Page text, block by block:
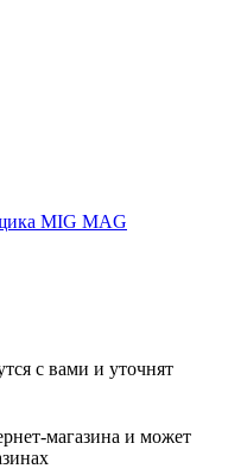
с вами и уточнят
магазина и может